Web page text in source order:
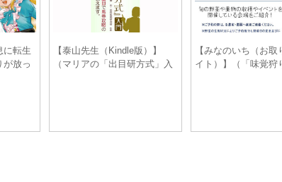
☆体験しませんか？ 駄菓子
＆バー 【ひみつ基地アジ
【イベント】キッザニア東京
と舞台『ハリー・ポッターと